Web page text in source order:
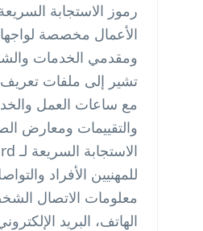
رموز الاستجابة
الأعمال مخصصة
ومقدمي الخدمات
تشير إلى ملفات
مع ساعات العمل
والتقييمات ومعارض
للمهنيين الأفراد
معلومات الاتصال
الهاتف، البريد